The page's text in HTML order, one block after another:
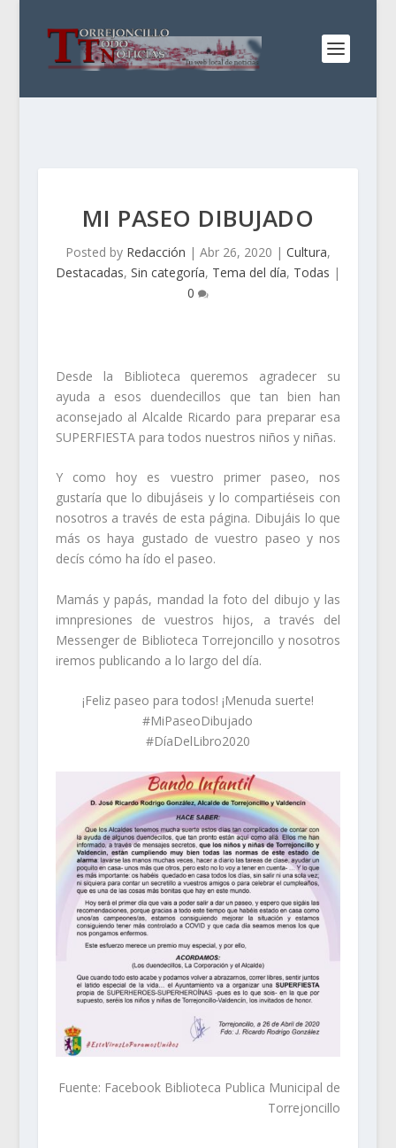
MI PASEO DIBUJADO
Posted by Redacción | Abr 26, 2020 | Cultura,
Destacadas, Sin categoría, Tema del día, Todas |
0
Desde la Biblioteca queremos agradecer su
ayuda a esos duendecillos que tan bien han
aconsejado al Alcalde Ricardo para preparar esa
SUPERFIESTA para todos nuestros niños y niñas.
Y como hoy es vuestro primer paseo, nos
gustaría que lo dibujáseis y lo compartiéseis con
nosotros a través de esta página. Dibujáis lo que
más os haya gustado de vuestro paseo y nos
decís cómo ha ído el paseo.
Mamás y papás, mandad la foto del dibujo y las
imnpresiones de vuestros hijos, a través del
Messenger de Biblioteca Torrejoncillo y nosotros
iremos publicando a lo largo del día.
¡Feliz paseo para todos! ¡Menuda suerte!
#MiPaseoDibujado
#DíaDelLibro2020
Fuente: Facebook Biblioteca Publica Municipal de
Torrejoncillo